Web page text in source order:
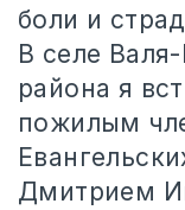
боли и
В селе
района я
пожилым
Дмитрием